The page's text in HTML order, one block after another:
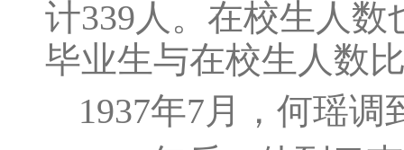
计339人。在校生人数
毕业生与在校生人数
1937年7月，何瑶